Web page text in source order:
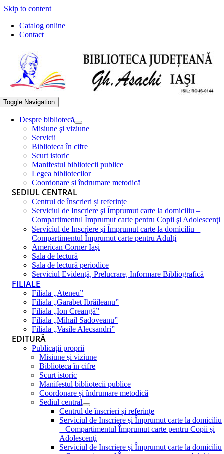
Skip to content
Catalog online
Contact
Toggle Navigation
Despre bibliotecă
Misiune şi viziune
Servicii
Biblioteca în cifre
Scurt istoric
Manifestul bibliotecii publice
Legea bibliotecilor
Coordonare și îndrumare metodică
SEDIUL CENTRAL
Centrul de înscrieri și referințe
Serviciul de Inscriere şi Împrumut carte la domiciliu –
Compartimentul Împrumut carte pentru Copii şi Adolescenţi
Serviciul de Inscriere şi Împrumut carte la domiciliu –
Compartimentul Împrumut carte pentru Adulţi
American Corner Iaşi
Sala de lectură
Sala de lectură periodice
Serviciul Evidenţă, Prelucrare, Informare Bibliografică
FILIALE
Filiala „Ateneu”
Filiala „Garabet Ibrăileanu”
Filiala „Ion Creangă”
Filiala „Mihail Sadoveanu”
Filiala „Vasile Alecsandri”
EDITURĂ
Publicații proprii
Misiune şi viziune
Biblioteca în cifre
Scurt istoric
Manifestul bibliotecii publice
Coordonare și îndrumare metodică
Sediul central
Centrul de înscrieri și referințe
Serviciul de Inscriere şi Împrumut carte la domiciliu
– Compartimentul Împrumut carte pentru Copii şi
Adolescenţi
Serviciul de Inscriere şi Împrumut carte la domiciliu